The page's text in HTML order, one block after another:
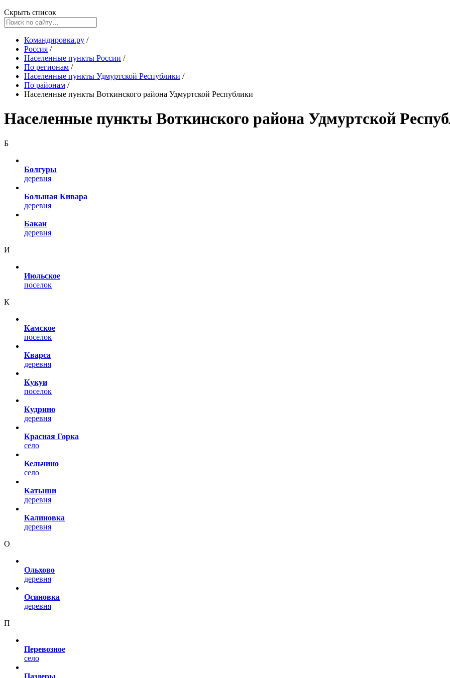
Скрыть список
Командировка.ру /
Россия /
Населенные пункты России /
По регионам /
Населенные пункты Удмуртской Республики /
По районам /
Населенные пункты Воткинского района Удмуртской Республики
Населенные пункты Воткинского района Удмуртской
Б
Болгуры
деревня
Большая Кивара
деревня
Бакаи
деревня
И
Июльское
поселок
К
Камское
поселок
Кварса
деревня
Кукуи
поселок
Кудрино
деревня
Красная Горка
село
Кельчино
село
Катыши
деревня
Калиновка
деревня
О
Ольхово
деревня
Осиновка
деревня
П
Перевозное
село
Паздеры